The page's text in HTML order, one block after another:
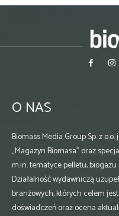
O NAS
Biomass Media Group Sp. z
„Magazyn Biomasa” oraz
m.in. tematyce pelletu,
Działalność wydawniczą
branżowych, których celem
doświadczeń oraz ocena